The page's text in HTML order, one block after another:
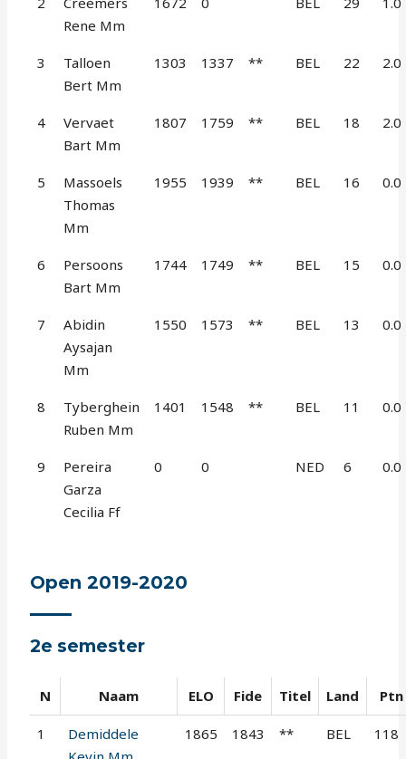
Rene Mm
3
Talloen
Bert Mm
1303 1337 ** BEL 22 2.0
4
Vervaet
Bart Mm
1807 1759 ** BEL 18 2.0
5
Massoels
Thomas
Mm
1955 1939 ** BEL 16 0.0
6
Persoons
Bart Mm
1744 1749 ** BEL 15 0.0
7
Abidin
Aysajan
Mm
1550 1573 ** BEL 13 0.0
8
Tyberghein
Ruben Mm
1401 1548 ** BEL 11 0.0
9
Pereira
Garza
Cecilia Ff
0 0 NED 6 0.0
Open 2019-2020
2e semester
N Naam ELO Fide Titel Land Ptn
1
Demiddele
1865 1843 ** BEL 118